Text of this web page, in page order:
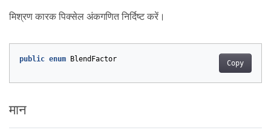
मिश्रण कारक पिक्सेल अंकगणित निर्दिष्ट करें।
Copy
public enum BlendFactor
मान